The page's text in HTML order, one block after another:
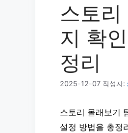
스토
지 확
정리
2025-12-07 작성자:
스토리 몰래보기
설정 방법을 총정